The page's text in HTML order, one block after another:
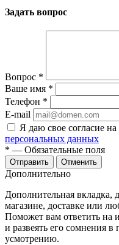
Задать вопрос
Вопрос *
Ваше имя *
Телефон *
E-mail
Я даю свое согласие на
персональных данных
* — Обязательные поля
Отменить
Дополнительно
Дополнительная
магазине, доставке или
Поможет вам ответить на
и развеять его сомнения
усмотрению.